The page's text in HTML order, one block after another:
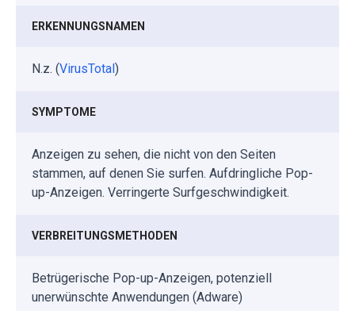
ERKENNUNGSNAMEN
N.z. (VirusTotal)
SYMPTOME
Anzeigen zu sehen, die nicht von den Seiten
stammen, auf denen Sie surfen. Aufdringliche Pop-
up-Anzeigen. Verringerte Surfgeschwindigkeit.
VERBREITUNGSMETHODEN
Betrügerische Pop-up-Anzeigen, potenziell
unerwünschte Anwendungen (Adware)